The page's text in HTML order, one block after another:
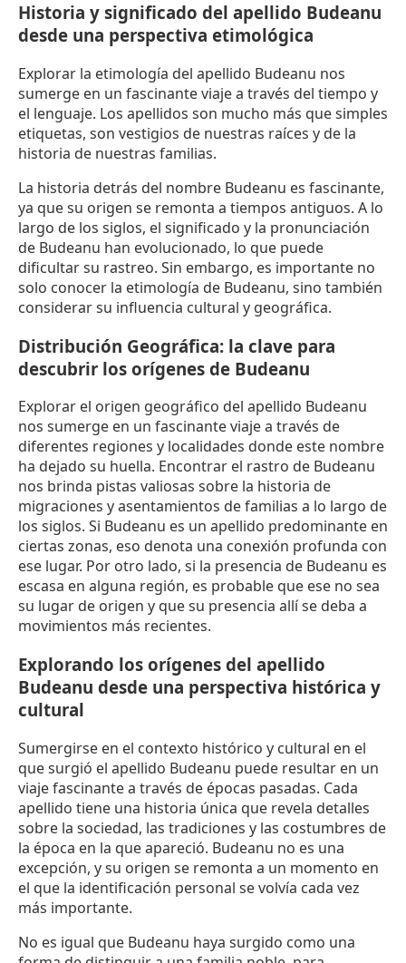
Historia y significado del apellido Budeanu
desde una perspectiva etimológica
Explorar la etimología del apellido Budeanu nos
sumerge en un fascinante viaje a través del tiempo y
el lenguaje. Los apellidos son mucho más que simples
etiquetas, son vestigios de nuestras raíces y de la
historia de nuestras familias.
La historia detrás del nombre Budeanu es fascinante,
ya que su origen se remonta a tiempos antiguos. A lo
largo de los siglos, el significado y la pronunciación
de Budeanu han evolucionado, lo que puede
dificultar su rastreo. Sin embargo, es importante no
solo conocer la etimología de Budeanu, sino también
considerar su influencia cultural y geográfica.
Distribución Geográfica: la clave para
descubrir los orígenes de Budeanu
Explorar el origen geográfico del apellido Budeanu
nos sumerge en un fascinante viaje a través de
diferentes regiones y localidades donde este nombre
ha dejado su huella. Encontrar el rastro de Budeanu
nos brinda pistas valiosas sobre la historia de
migraciones y asentamientos de familias a lo largo de
los siglos. Si Budeanu es un apellido predominante en
ciertas zonas, eso denota una conexión profunda con
ese lugar. Por otro lado, si la presencia de Budeanu es
escasa en alguna región, es probable que ese no sea
su lugar de origen y que su presencia allí se deba a
movimientos más recientes.
Explorando los orígenes del apellido
Budeanu desde una perspectiva histórica y
cultural
Sumergirse en el contexto histórico y cultural en el
que surgió el apellido Budeanu puede resultar en un
viaje fascinante a través de épocas pasadas. Cada
apellido tiene una historia única que revela detalles
sobre la sociedad, las tradiciones y las costumbres de
la época en la que apareció. Budeanu no es una
excepción, y su origen se remonta a un momento en
el que la identificación personal se volvía cada vez
más importante.
No es igual que Budeanu haya surgido como una